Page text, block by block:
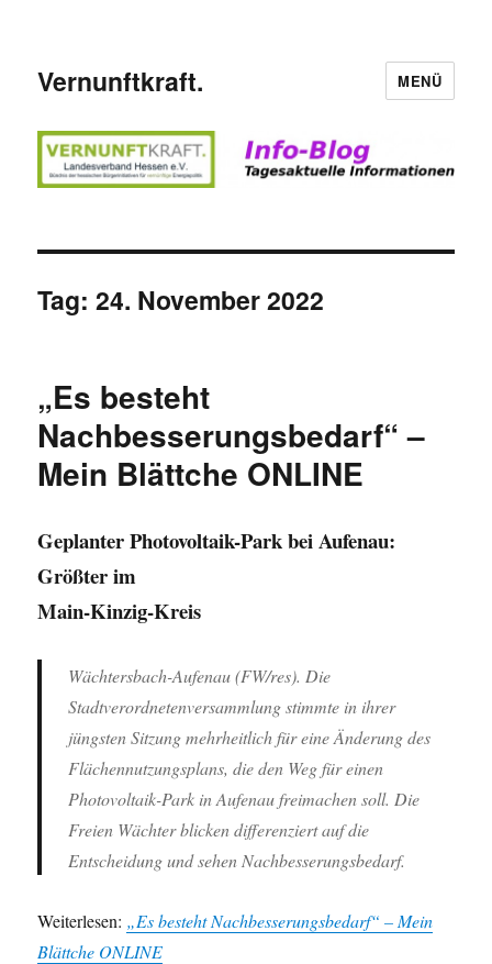
Vernunftkraft. MENÜ
Tag:24. November 2022
„Es besteht
Nachbesserungsbedarf“ –
Mein Blättche ONLINE
Geplanter Photovoltaik-Park bei Aufenau:
Größter im
Main-Kinzig-Kreis
Wächtersbach-Aufenau (FW/res). Die
Stadtverordnetenversammlung stimmte in ihrer
jüngsten Sitzung mehrheitlich für eine Änderung des
Flächennutzungsplans, die den Weg für einen
Photovoltaik-Park in Aufenau freimachen soll. Die
Freien Wächter blicken differenziert auf die
Entscheidung und sehen Nachbesserungsbedarf.
Weiterlesen: „Es besteht Nachbesserungsbedarf“ – Mein
Blättche ONLINE